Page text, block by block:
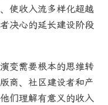
使收入流多样化超越
决心的延长建设阶段
变需要根本的思维转
商、社区建设者和产
们理解有意义的收入